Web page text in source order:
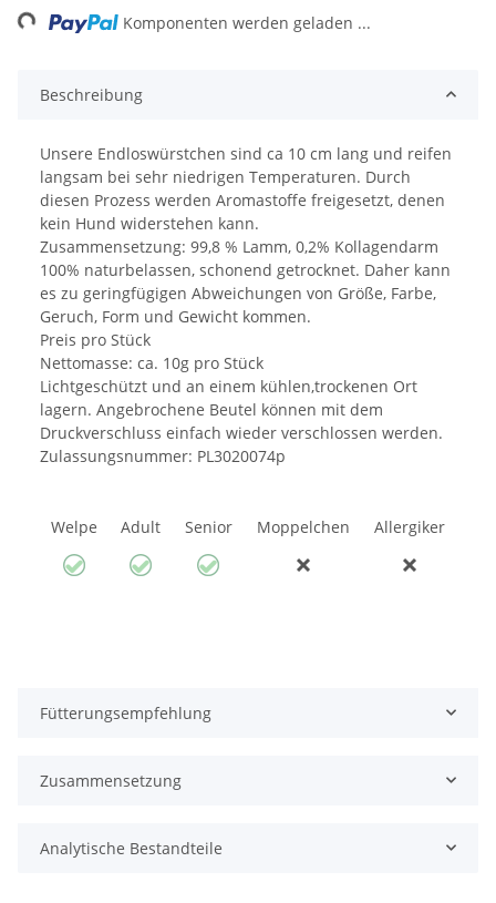
Komponenten werden geladen ...
Beschreibung
Unsere Endloswürstchen sind ca 10 cm lang und reifen
langsam bei sehr niedrigen Temperaturen. Durch
diesen Prozess werden Aromastoffe freigesetzt, denen
kein Hund widerstehen kann.
Zusammensetzung: 99,8 % Lamm, 0,2% Kollagendarm
100% naturbelassen, schonend getrocknet. Daher kann
es zu geringfügigen Abweichungen von Größe, Farbe,
Geruch, Form und Gewicht kommen.
Preis pro Stück
Nettomasse: ca. 10g pro Stück
Lichtgeschützt und an einem kühlen,trockenen Ort
lagern. Angebrochene Beutel können mit dem
Druckverschluss einfach wieder verschlossen werden.
Zulassungsnummer: PL3020074p
Welpe Adult Senior Moppelchen Allergiker
Fütterungsempfehlung
Zusammensetzung
Analytische Bestandteile